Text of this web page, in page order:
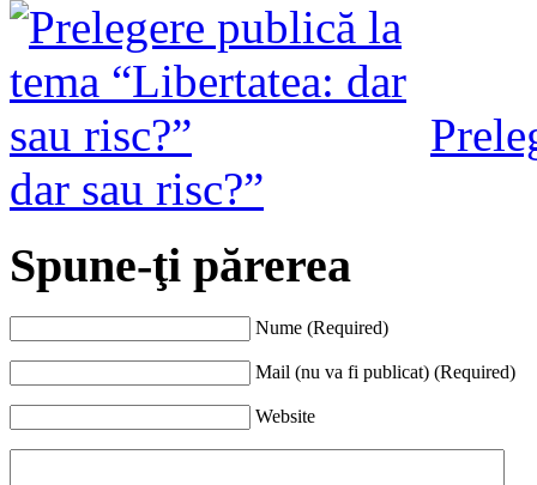
dar sau risc?”
Spune-ţi părerea
Nume (Required)
Mail (nu va fi publicat) (Required)
Website